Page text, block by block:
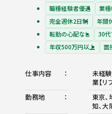
職種経験者優遇
業
完全週休2日制
年間
転勤の心配なし
30代
年収500万円以上
面
仕事内容
未経
業【リ
勤務地
東京、
知、大